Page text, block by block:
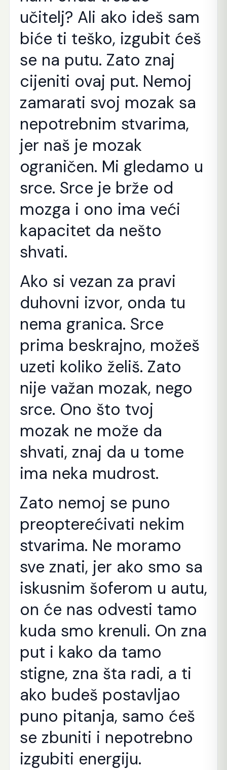
učitelj? Ali ako ideš sam
biće ti teško, izgubit ćeš
se na putu. Zato znaj
cijeniti ovaj put. Nemoj
zamarati svoj mozak sa
nepotrebnim stvarima,
jer naš je mozak
ograničen. Mi gledamo u
srce. Srce je brže od
mozga i ono ima veći
kapacitet da nešto
shvati.
Ako si vezan za pravi
duhovni izvor, onda tu
nema granica. Srce
prima beskrajno, možeš
uzeti koliko želiš. Zato
nije važan mozak, nego
srce. Ono što tvoj
mozak ne može da
shvati, znaj da u tome
ima neka mudrost.
Zato nemoj se puno
preopterećivati nekim
stvarima. Ne moramo
sve znati, jer ako smo sa
iskusnim šoferom u autu,
on će nas odvesti tamo
kuda smo krenuli. On zna
put i kako da tamo
stigne, zna šta radi, a ti
ako budeš postavljao
puno pitanja, samo ćeš
se zbuniti i nepotrebno
izgubiti energiju.